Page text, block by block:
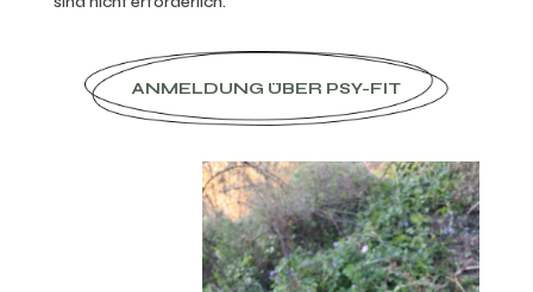
ANMELDUNG ÜBER PSY-FIT